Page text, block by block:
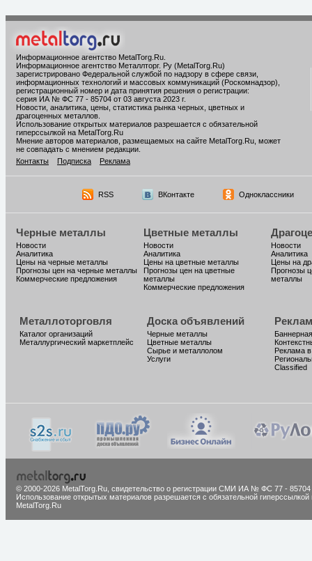
Информационное агентство MetalTorg.Ru
Информационное агентство Металлторг. Ру (MetalTorg.Ru)
зарегистрировано Федеральной службой по надзору в сфере связи,
информационных технологий и массовых коммуникаций (Роскомнадзор),
регистрационный номер и дата принятия решения о регистрации:
серия ИА № ФС 77 - 85704 от 03 августа 2023 г.
Новости, аналитика, цены, статистика рынка черных, цветных и
драгоценных металлов.
Использование открытых материалов разрешается с обязательной
гиперссылкой на MetalTorg.Ru
Мнение авторов материалов, размещаемых на сайте MetalTorg.Ru, может
не совпадать с мнением редакции.
Контакты
Подписка Реклама
RSS ВКонтакте Одноклассники
Черные металлы
Новости
Аналитика
Цены на черные металлы
Прогнозы цен на черные металлы
Коммерческие предложения
Цветные металлы
Новости
Аналитика
Цены на цветные металлы
Прогнозы цен на цветные
металлы
Коммерческие предложения
Новости
Аналитика
Цены на
Прогнозы
металлы
Металлоторговля
Каталог организаций
Металлургический маркетплейс
Доска объявлений
Черные металлы
Цветные металлы
Сырье и металлолом
Услуги
Реклама
Classified
© 2000-2026 MetalTorg.Ru, cвидетельство о регистрации СМИ ИА № ФС 77 - 85704
Использование открытых материалов разрешается с обязательной гиперссылкой
MetalTorg.Ru